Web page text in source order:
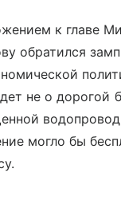
к главе
обратился
не о дорогой
могло бы